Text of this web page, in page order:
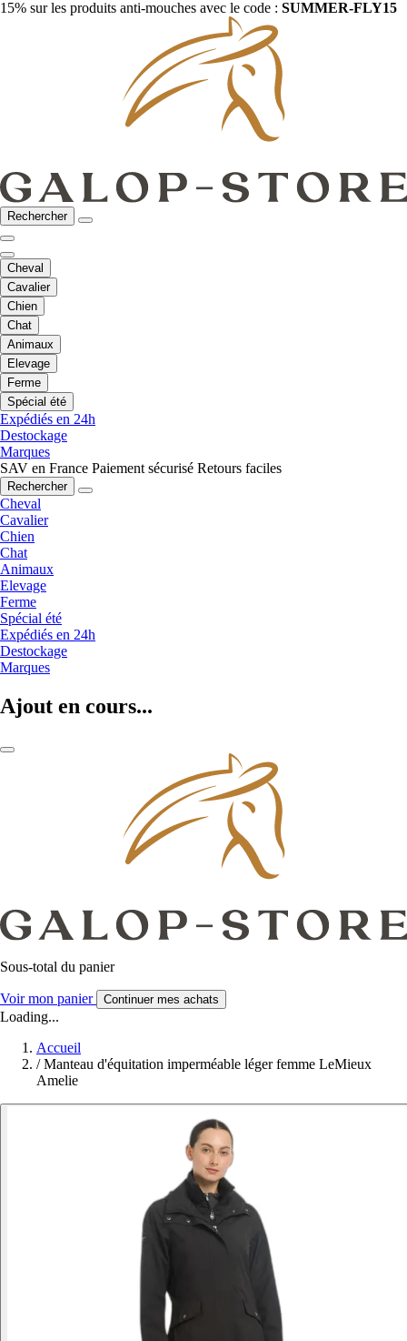
15% sur les produits anti-mouches avec le code : SUMMER-FLY15
Rechercher
Cheval
Cavalier
Chien
Chat
Animaux
Elevage
Ferme
Spécial été
Expédiés en 24h
Destockage
Marques
SAV en France Paiement sécurisé Retours faciles
Rechercher
Cheval
Cavalier
Chien
Chat
Animaux
Elevage
Ferme
Spécial été
Expédiés en 24h
Destockage
Marques
Ajout en cours...
Sous-total du panier
Voir mon panier Continuer mes achats
Loading...
Accueil
/ Manteau d'équitation imperméable léger femme LeMieux
Amelie